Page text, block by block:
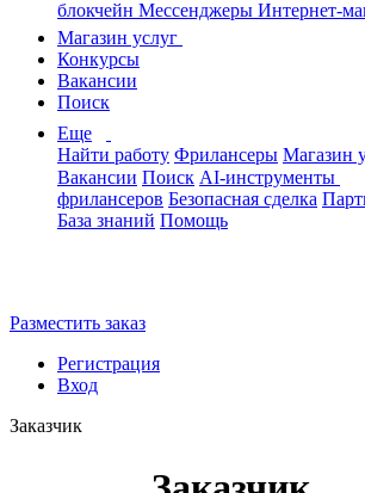
блокчейн Мессенджеры Интернет-
Магазин услуг
Конкурсы
Вакансии
Поиск
Еще
Найти работу Фрилансеры Магазин
Вакансии Поиск AI-инструменты
фрилансеров Безопасная сделка
База знаний Помощь
Разместить заказ
Регистрация
Вход
Заказчик